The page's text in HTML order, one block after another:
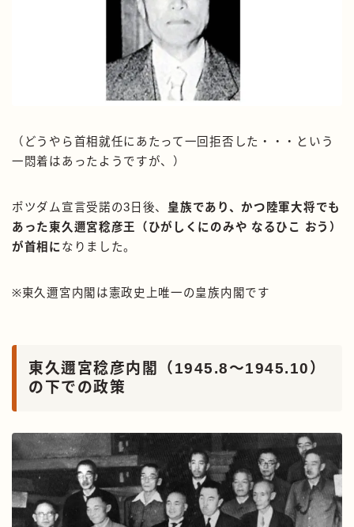
（どうやら首相就任にあたって一回拒否した・・・という
一悶着はあったようですが、）
ポツダム宣言受諾の3日後、 皇族であり、かつ陸軍大将でも
あった東久邇宮稔彦王（ひがしくにのみや なるひこ おう）
が首相になりました。
※東久邇宮内閣は憲政史上唯一の皇族内閣です
東久邇宮稔彦内閣（1945.8〜1945.10）
の下での政策